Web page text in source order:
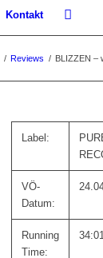
Kontakt
/ Reviews / BLIZZEN –
Label:
VÖ-
Datum:
Running
Time: